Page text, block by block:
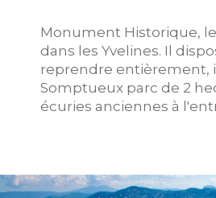
Monument Historique,
dans les Yvelines. Il
reprendre entièrement,
Somptueux parc de 2
écuries anciennes à